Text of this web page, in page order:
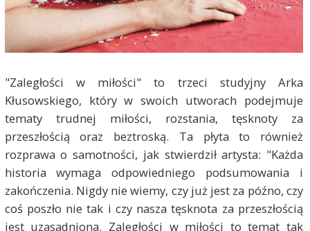
"Zaległości w miłości" to trzeci studyjny Arka
Kłusowskiego, który w swoich utworach podejmuje
tematy trudnej miłości, rozstania, tęsknoty za
przeszłością oraz beztroską. Ta płyta to również
rozprawa o samotności, jak stwierdził artysta: "Każda
historia wymaga odpowiedniego podsumowania i
zakończenia. Nigdy nie wiemy, czy już jest za późno, czy
coś poszło nie tak i czy nasza tęsknota za przeszłością
jest uzasadniona. Zaległości w miłości to temat tak